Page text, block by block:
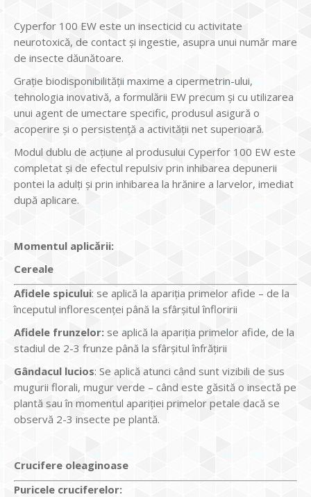
Cyperfor 100 EW este un insecticid cu activitate
neurotoxică, de contact și ingestie, asupra unui număr mare
de insecte dăunătoare.
Grație biodisponibilității maxime a cipermetrin-ului,
tehnologia inovativă, a formulării EW precum și cu utilizarea
unui agent de umectare specific, produsul asigură o
acoperire și o persistență a activității net superioară.
Modul dublu de acțiune al produsului Cyperfor 100 EW este
completat și de efectul repulsiv prin inhibarea depunerii
pontei la adulți și prin inhibarea la hrănire a larvelor, imediat
după aplicare.
Momentul aplicării:
Cereale
Afidele spicului: se aplică la apariția primelor afide – de la
începutul inflorescenței până la sfârșitul înfloririi
Afidele frunzelor: se aplică la apariția primelor afide, de la
stadiul de 2-3 frunze până la sfârșitul înfrățirii
Gândacul lucios: Se aplică atunci când sunt vizibili de sus
mugurii florali, mugur verde – când este găsită o insectă pe
plantă sau în momentul apariției primelor petale dacă se
observă 2-3 insecte pe plantă.
Crucifere oleaginoase
Puricele cruciferelor: